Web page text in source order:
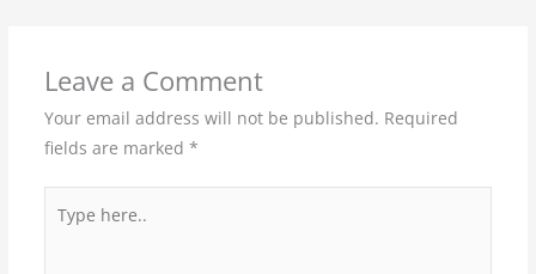
Leave a Comment
Your email address will not be published. Required
fields are marked *
here..